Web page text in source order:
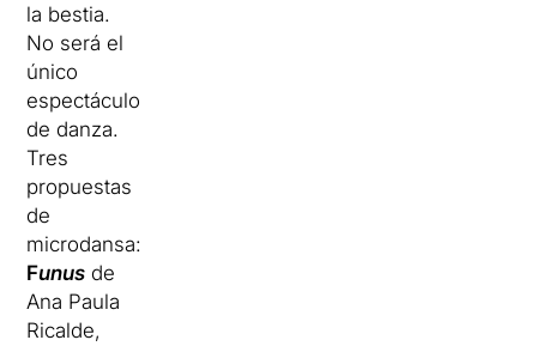
la bestia.
No será el
único
espectáculo
de danza.
Tres
propuestas
de
microdansa:
Funus de
Ana Paula
Ricalde,